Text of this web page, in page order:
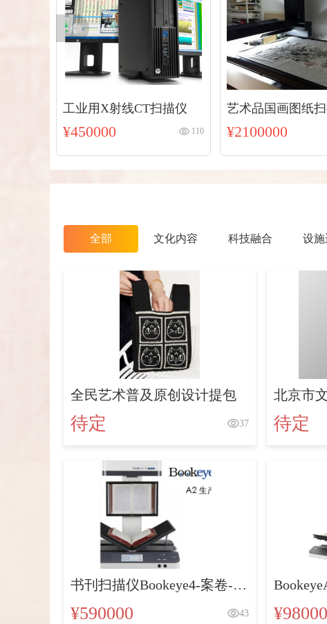
工业用X射线CT扫描仪
¥450000 110
艺术品国画图纸
¥2100000
全部 文化内容 科技融合 设
全民艺术普及原创设计提包
待定 37
北京市
待定
书刊扫描仪Bookeye4-案卷-书
¥590000 43